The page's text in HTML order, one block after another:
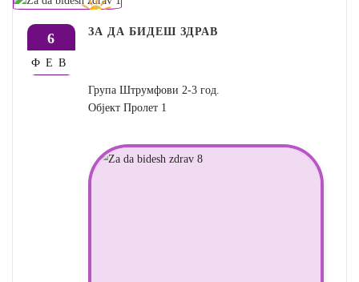
6
ФЕВ
ЗА ДА БИДЕШ ЗДРАВ
Група Штрумфови 2-3 год.
Објект Пролет 1